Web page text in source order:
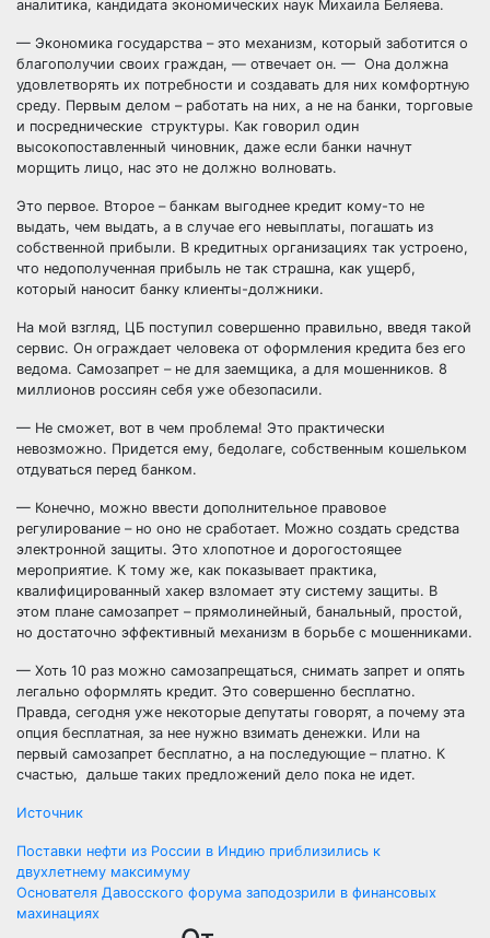
аналитика, кандидата экономических наук Михаила Беляева.
— Экономика государства – это механизм, который заботится о
благополучии своих граждан, — отвечает он. — Она должна
удовлетворять их потребности и создавать для них комфортную
среду. Первым делом – работать на них, а не на банки, торговые
и посреднические структуры. Как говорил один
высокопоставленный чиновник, даже если банки начнут
морщить лицо, нас это не должно волновать.
Это первое. Второе – банкам выгоднее кредит кому-то не
выдать, чем выдать, а в случае его невыплаты, погашать из
собственной прибыли. В кредитных организациях так устроено,
что недополученная прибыль не так страшна, как ущерб,
который наносит банку клиенты-должники.
На мой взгляд, ЦБ поступил совершенно правильно, введя такой
сервис. Он ограждает человека от оформления кредита без его
ведома. Самозапрет – не для заемщика, а для мошенников. 8
миллионов россиян себя уже обезопасили.
— Не сможет, вот в чем проблема! Это практически
невозможно. Придется ему, бедолаге, собственным кошельком
отдуваться перед банком.
— Конечно, можно ввести дополнительное правовое
регулирование – но оно не сработает. Можно создать средства
электронной защиты. Это хлопотное и дорогостоящее
мероприятие. К тому же, как показывает практика,
квалифицированный хакер взломает эту систему защиты. В
этом плане самозапрет – прямолинейный, банальный, простой,
но достаточно эффективный механизм в борьбе с мошенниками.
— Хоть 10 раз можно самозапрещаться, снимать запрет и опять
легально оформлять кредит. Это совершенно бесплатно.
Правда, сегодня уже некоторые депутаты говорят, а почему эта
опция бесплатная, за нее нужно взимать денежки. Или на
первый самозапрет бесплатно, а на последующие – платно. К
счастью, дальше таких предложений дело пока не идет.
Источник
Навигация
по
Поставки нефти из России в Индию приблизились к
двухлетнему максимуму
Основателя Давосского форума заподозрили в финансовых
махинациях